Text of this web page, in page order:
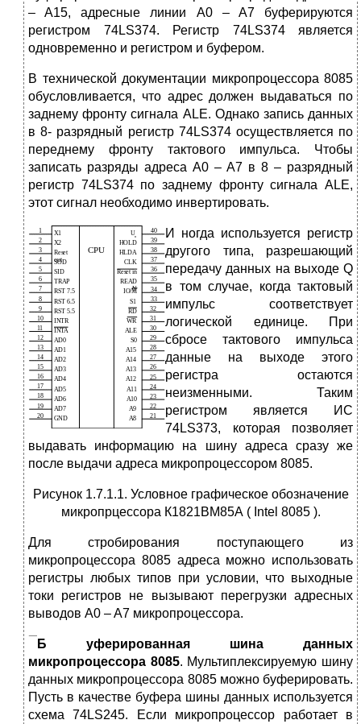
– A15, адресные линии A0 – A7 буферируются
регистром 74LS374. Регистр 74LS374 является
одновременно и регистром и буфером.
В технической документации микропроцессора 8085
обусловливается, что адрес должен выдаваться по
заднему фронту сигнала ALE. Однако запись данных
в 8- разрядный регистр 74LS374 осуществляется по
переднему фронту тактового импульса. Чтобы
записать разряды адреса A0 – A7 в 8 – разрядный
регистр 74LS374 по заднему фронту сигнала ALE,
этот сигнал необходимо инвертировать.
И
ногда используется регистр
другого типа, разрешающий
передачу данных на выходе Q
в том случае, когда тактовый
импульс соответствует
логической единице. При
сбросе тактового импульса
данные на выходе этого
регистра остаются
неизменными. Таким
регистром является ИС
74LS373, которая позволяет
выдавать информацию на шину адреса сразу же
после выдачи адреса микропроцессором 8085.
Рисунок 1.7.1.1. Условное графическое обозначение
микропрцессора К1821ВМ85А ( Intel 8085 ).
Для стробирования поступающего из
микропроцессора 8085 адреса можно использовать
регистры любых типов при условии, что выходные
токи регистров не вызывают перегрузки адресных
выводов A0 – A7 микропроцессора.
Б уферированная шина данных
микропроцессора 8085. Мультиплексируемую шину
данных микропроцессора 8085 можно буферировать.
Пусть в качестве буфера шины данных используется
схема 74LS245. Если микропроцессор работает в